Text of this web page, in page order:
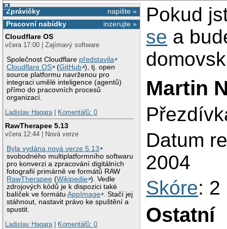
×
napište »
Zprávičky
inzerujte »
Pracovní nabídky
Cloudflare OS
včera 17:00 | Zajímavý software
Společnost Cloudflare představila
Cloudflare OS
(GitHub ), tj. open
source platformu navrženou pro
integraci umělé inteligence (agentů)
přímo do pracovních procesů
organizací.
Ladislav Hagara| Komentářů: 0
RawTherapee 5.13
včera 12:44 | Nová verze
Byla vydána nová verze 5.13
svobodného multiplatformního softwaru
pro konverzi a zpracování digitálních
fotografií primárně ve formátů RAW
RawTherapee (Wikipedie ). Vedle
zdrojových kódů je k dispozici také
balíček ve formátuAppImage
. Stačí jej
stáhnout, nastavit právo ke spuštění a
spustit.
Ladislav Hagara| Komentářů: 0
Pokud
se a
Martin
Datum
2004
Skóre: 2
Ostatní